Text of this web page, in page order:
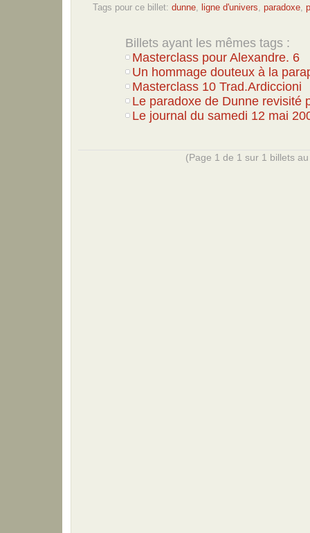
Tags pour ce billet: dunne ligne d'univers paradoxe
Billets ayant les mêmes tags :
Masterclass pour Alexandre. 6
Un hommage douteux à la
Masterclass 10 Trad.Ardiccioni
Le paradoxe de Dunne revisité
Le journal du samedi 12 mai
(Page 1 de 1 sur 1 billets